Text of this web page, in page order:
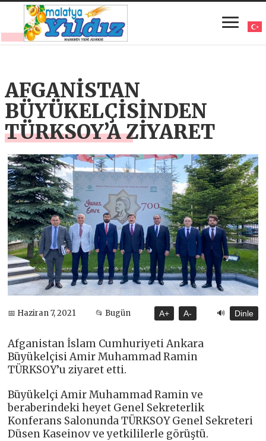
AFGANİSTAN
BÜYÜKELÇİSİNDEN
TÜRKSOY’A ZİYARET
📅 Haziran 7, 2021 📂 Bugün A+ A- 🔊 Dinle
Afganistan İslam Cumhuriyeti Ankara
Büyükelçisi Amir Muhammad Ramin
TÜRKSOY’u ziyaret etti.
Büyükelçi Amir Muhammad Ramin ve
beraberindeki heyet Genel Sekreterlik
Konferans Salonunda TÜRKSOY Genel Sekreteri
Düsen Kaseinov ve yetkililerle görüştü.